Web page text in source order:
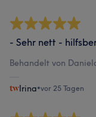
- Sehr nett -
Behandelt von
Irina•vor 25 Tagen